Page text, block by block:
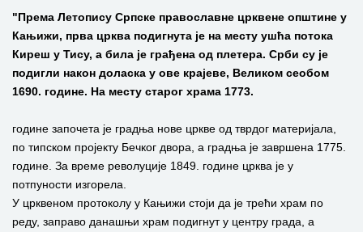
"Према Летопису Српске православне црквене општине у
Кањижи, прва црква подигнута је на месту ушћа потока
Киреш у Тису, а била је грађена од плетера. Срби су је
подигли након доласка у ове крајеве, Великом сеобом
1690. године. На месту старог храма 1773.
године започета је градња нове цркве од тврдог материјала,
по типском пројекту Бечког двора, а градња је завршена 1775.
године. За време револуције 1849. године црква је у
потпуности изгорела.
У црквеном протоколу у Кањижи стоји да је трећи храм по
реду, заправо данашњи храм подигнут у центру града, а